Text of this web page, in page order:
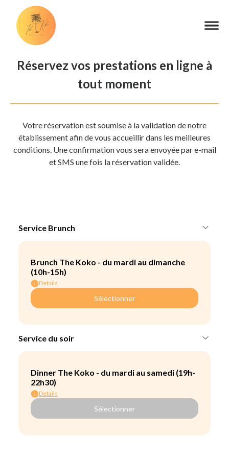
Réservez vos prestations en ligne à
tout moment
Votre réservation est soumise à la validation de notre
établissement afin de vous accueillir dans les meilleures
conditions. Une confirmation vous sera envoyée par e-mail
et SMS une fois la réservation validée.